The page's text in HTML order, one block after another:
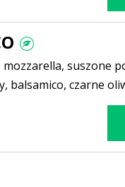
suszone
balsamico, czarne